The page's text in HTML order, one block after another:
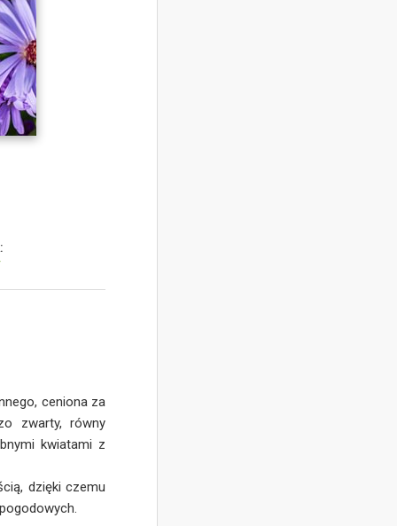
ceniona za
zwarty, równy
kwiatami z
dzięki czemu